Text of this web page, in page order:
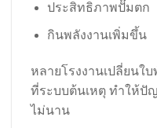
ประสิทธิภาพปั๊มตก
กินพลังงานเพิ่มขึ้น
หลายโรงงานเปลี่ยนใ
ที่ระบบต้นเหตุ ทำให้ปั
ไม่นาน